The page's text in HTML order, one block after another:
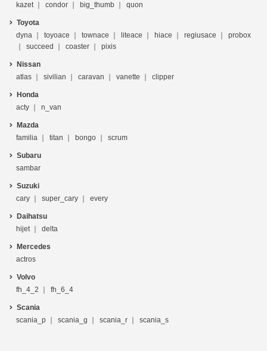
kazet
condor big_thumb quon
Toyota
dyna
toyoace townace liteace hiace regiusace
probox
succeed
coaster pixis
Nissan
atlas
sivilian caravan vanette clipper
Honda
acty
n_van
Mazda
familia
titan bongo scrum
Subaru
sambar
Suzuki
cary
super_cary every
Daihatsu
hijet
delta
Mercedes
actros
Volvo
fh_4_2
fh_6_4
Scania
scania_p
scania_g scania_r scania_s